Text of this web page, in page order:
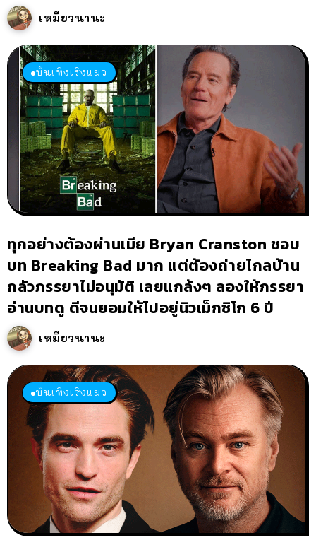
เหมียวนานะ
บันเทิงเริงแมว
ทุกอย่างต้องผ่านเมีย Bryan Cranston ชอบ
บท Breaking Bad มาก แต่ต้องถ่ายไกลบ้าน
กลัวภรรยาไม่อนุมัติ เลยแกล้งๆ ลองให้ภรรยา
อ่านบทดู ดีจนยอมให้ไปอยู่นิวเม็กซิโก 6 ปี
เหมียวนานะ
บันเทิงเริงแมว